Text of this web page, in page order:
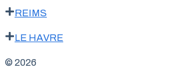
REIMS
LE HAVRE
© 2026